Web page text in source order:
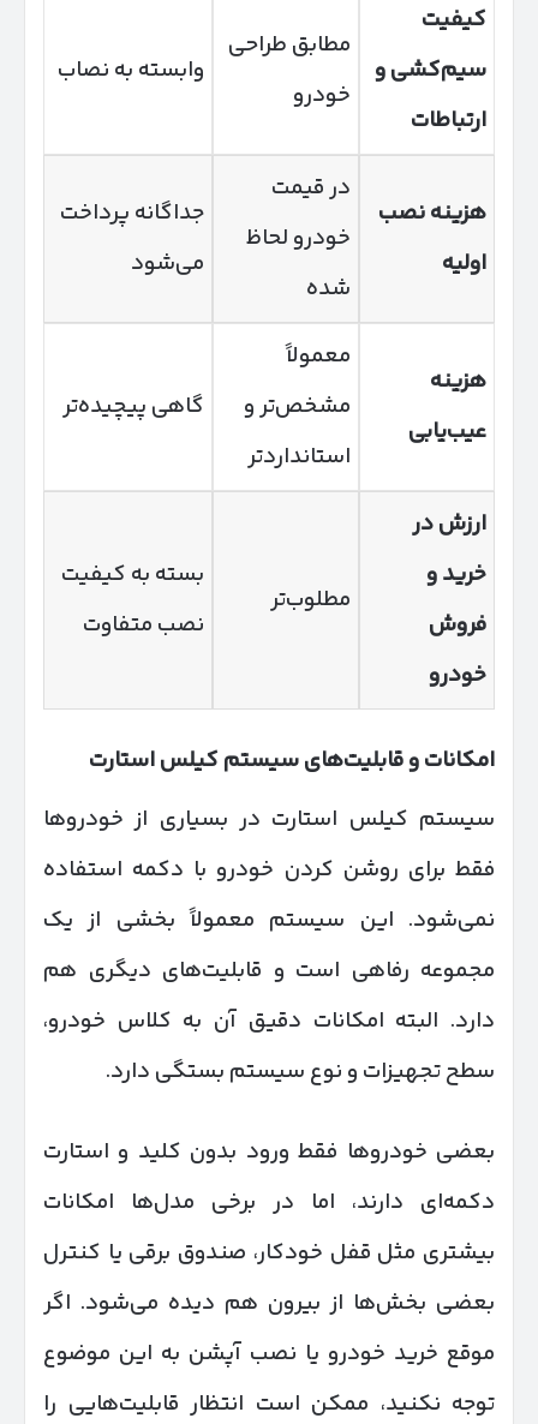
کیفیت
سیم‌کشی و
ارتباطات
مطابق طراحی
خودرو
وابسته به نصاب
هزینه نصب
اولیه
در قیمت
خودرو لحاظ
شده
جداگانه پرداخت
می‌شود
هزینه
عیب‌یابی
معمولاً
مشخص‌تر و
استانداردتر
گاهی پیچیده‌تر
ارزش در
خرید و
فروش
خودرو
مطلوب‌تر
بسته به کیفیت
نصب متفاوت
امکانات و قابلیت‌های سیستم کیلس استارت
سیستم کیلس استارت در بسیاری از خودروها
فقط برای روشن کردن خودرو با دکمه استفاده
نمی‌شود. این سیستم معمولاً بخشی از یک
مجموعه رفاهی است و قابلیت‌های دیگری هم
دارد. البته امکانات دقیق آن به کلاس خودرو،
سطح تجهیزات و نوع سیستم بستگی دارد.
بعضی خودروها فقط ورود بدون کلید و استارت
دکمه‌ای دارند، اما در برخی مدل‌ها امکانات
بیشتری مثل قفل خودکار، صندوق برقی یا کنترل
بعضی بخش‌ها از بیرون هم دیده می‌شود. اگر
موقع خرید خودرو یا نصب آپشن به این موضوع
توجه نکنید، ممکن است انتظار قابلیت‌هایی را